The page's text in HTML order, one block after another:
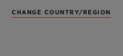
CHANGE COUNTRY/REGION